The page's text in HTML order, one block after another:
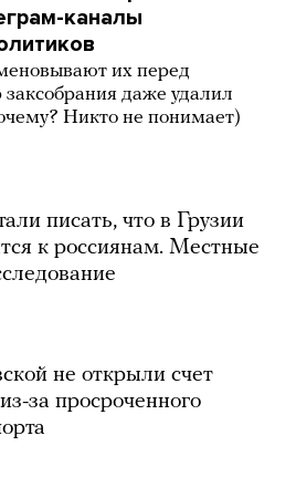
каналы
их перед
даже удалил
Никто не понимает)
писать, что в Грузии
к россиянам. Местные
не открыли счет
за просроченного